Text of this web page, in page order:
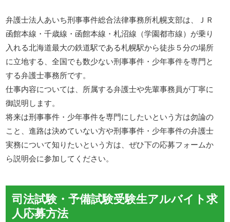
弁護士法人あいち刑事事件総合法律事務所札幌支部は、ＪＲ
函館本線・千歳線・函館本線・札沼線（学園都市線）が乗り
入れる北海道最大の鉄道駅である札幌駅から徒歩５分の場所
に立地する、全国でも数少ない刑事事件・少年事件を専門と
する弁護士事務所です。
仕事内容については、所属する弁護士や先輩事務員が丁寧に
御説明します。
将来は刑事事件・少年事件を専門にしたいという方は勿論の
こと、進路は決めていない方や刑事事件・少年事件の弁護士
実務について知りたいという方は、ぜひ下の応募フォームか
ら説明会に参加してください。
司法試験・予備試験受験生アルバイト求
人応募方法